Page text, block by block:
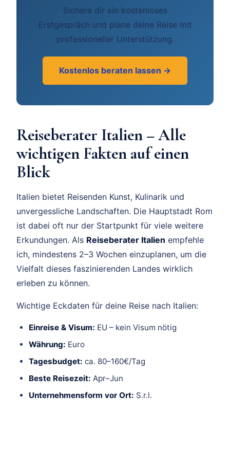
Sichere dir ein kostenloses
Erstgespräch und plane deine Reise mit
professioneller Unterstützung.
Kostenlos beraten lassen →
Reiseberater Italien – Alle
wichtigen Fakten auf einen
Blick
Italien bietet Reisenden Kunst, Kulinarik und
unvergessliche Landschaften. Die Hauptstadt Rom
ist dabei oft nur der Startpunkt für viele weitere
Erkundungen. Als Reiseberater Italien empfehle
ich, mindestens 2–3 Wochen einzuplanen, um die
Vielfalt dieses faszinierenden Landes wirklich
erleben zu können.
Wichtige Eckdaten für deine Reise nach Italien:
Einreise & Visum: EU – kein Visum nötig
Währung: Euro
Tagesbudget: ca. 80–160€/Tag
Beste Reisezeit: Apr–Jun
Unternehmensform vor Ort: S.r.l.